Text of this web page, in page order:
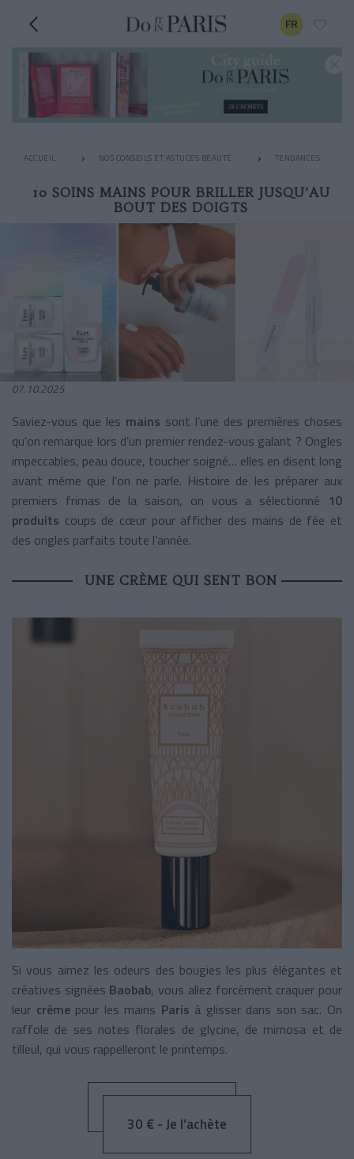
FR
ACCUEIL NOS CONSEILS ET ASTUCES BEAUTÉ TENDANCES
10 SOINS MAINS POUR BRILLER JUSQU’AU
BOUT DES DOIGTS
07.10.2025
Saviez-vous que les mains sont l’une des premières choses
qu’on remarque lors d’un premier rendez-vous galant ? Ongles
impeccables, peau douce, toucher soigné… elles en disent long
avant même que l’on ne parle. Histoire de les préparer aux
premiers frimas de la saison, on vous a sélectionné 10
produits coups de cœur pour afficher des mains de fée et
des ongles parfaits toute l’année.
UNE CRÈME QUI SENT BON
Si vous aimez les odeurs des bougies les plus élégantes et
créatives signées Baobab, vous allez forcément craquer pour
leur crème pour les mains Paris à glisser dans son sac. On
raffole de ses notes florales de glycine, de mimosa et de
tilleul, qui vous rappelleront le printemps.
30 € - Je l’achète